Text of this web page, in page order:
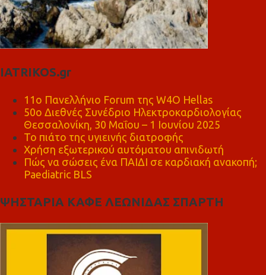
IATRIKOS.gr
11ο Πανελλήνιο Forum της W4O Hellas
50ο Διεθνές Συνέδριο Ηλεκτροκαρδιολογίας
Θεσσαλονίκη, 30 Μαΐου – 1 Ιουνίου 2025
Το πιάτο της υγιεινής διατροφής
Χρήση εξωτερικού αυτόματου απινιδωτή
Πώς να σώσεις ένα ΠΑΙΔΙ σε καρδιακή ανακοπή;
Paediatric BLS
ΨΗΣΤΑΡΙΑ ΚΑΦΕ ΛΕΩΝΙΔΑΣ ΣΠΑΡΤΗ